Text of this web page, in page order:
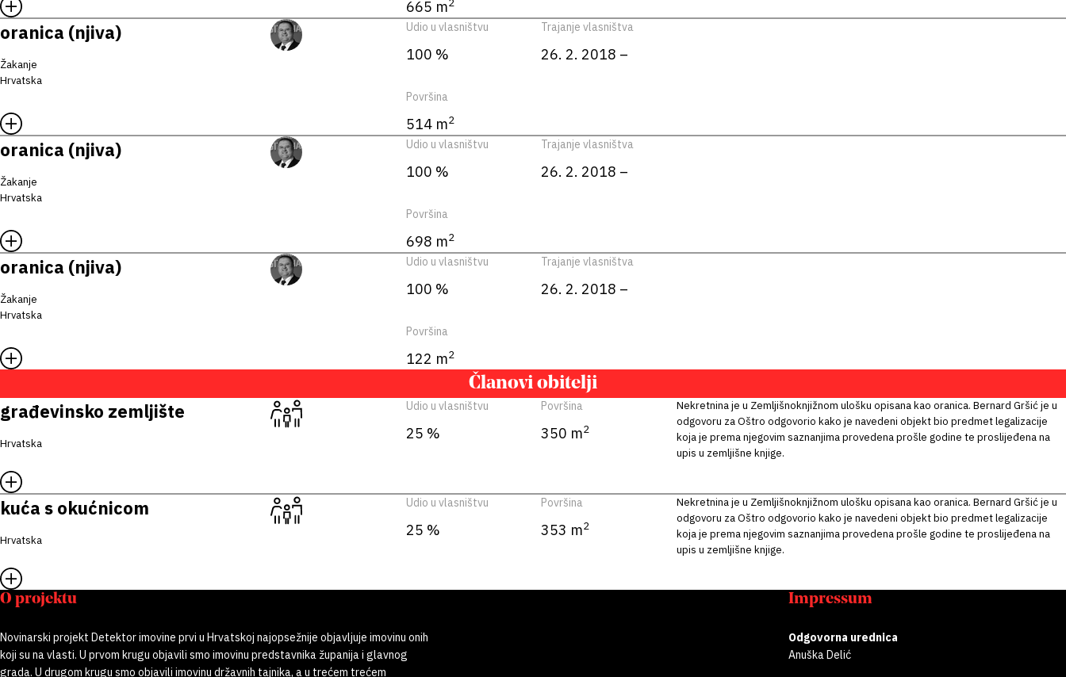
665 m
oranica (njiva)
Žakanje
Hrvatska
Udio u vlasništvu
100 %
Trajanje vlasništva
26. 2. 2018 –
Površina
514 m2
oranica (njiva)
Žakanje
Hrvatska
Udio u vlasništvu
100 %
Trajanje vlasništva
26. 2. 2018 –
Površina
698 m2
oranica (njiva)
Žakanje
Hrvatska
Udio u vlasništvu
100 %
Trajanje vlasništva
26. 2. 2018 –
Površina
122 m2
Članovi obitelji
građevinsko zemljište
Hrvatska
Udio u vlasništvu
25 %
Površina
350 m2
Nekretnina je u Zemljišnoknjižnom ulošku opisana kao oranica. Bernard Gršić je u
odgovoru za Oštro odgovorio kako je navedeni objekt bio predmet legalizacije
koja je prema njegovim saznanjima provedena prošle godine te proslijeđena na
upis u zemljišne knjige.
kuća s okućnicom
Hrvatska
Udio u vlasništvu
25 %
Površina
353 m2
Nekretnina je u Zemljišnoknjižnom ulošku opisana kao oranica. Bernard Gršić je u
odgovoru za Oštro odgovorio kako je navedeni objekt bio predmet legalizacije
koja je prema njegovim saznanjima provedena prošle godine te proslijeđena na
upis u zemljišne knjige.
O projektu
Novinarski projekt Detektor imovine prvi u Hrvatskoj najopsežnije objavljuje imovinu onih
koji su na vlasti. U prvom krugu objavili smo imovinu predstavnika županija i glavnog
grada. U drugom krugu smo objavili imovinu državnih tajnika, a u trećem trećem
Impressum
Odgovorna urednica
Anuška Delić